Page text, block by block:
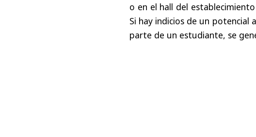
o en el hall del
Si hay indicios de un
parte de un estudiante, se